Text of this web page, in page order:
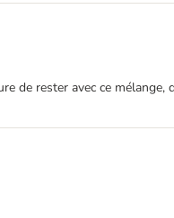
de rester avec ce